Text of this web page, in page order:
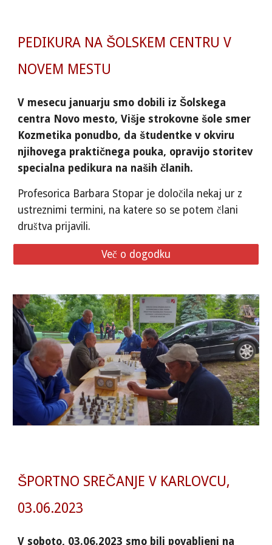
PEDIKURA NA ŠOLSKEM CENTRU V
NOVEM MESTU
V mesecu januarju smo dobili iz Šolskega
centra Novo mesto, Višje strokovne šole smer
Kozmetika ponudbo, da študentke v okviru
njihovega praktičnega pouka, opravijo storitev
specialna pedikura na naših članih.
Profesorica Barbara Stopar je določila nekaj ur z
ustreznimi termini, na katere so se potem člani
društva prijavili.
Več o dogodku
ŠPORTNO SREČANJE V KARLOVCU,
03.06.2023
V soboto, 03.06.2023 smo bili povabljeni na